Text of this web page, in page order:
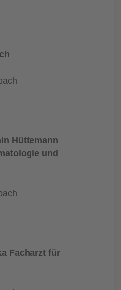
Hüttemann
und
Facharzt für